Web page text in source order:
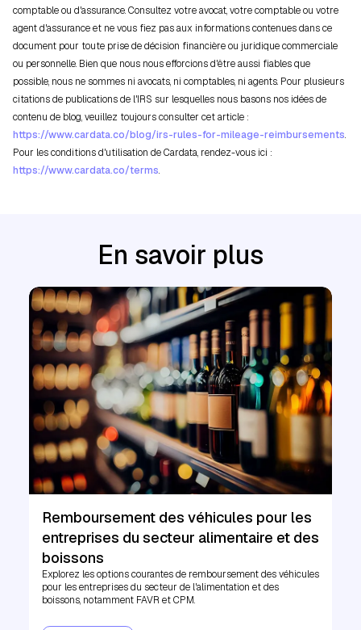
comptable ou d'assurance. Consultez votre avocat, votre comptable ou votre
agent d'assurance et ne vous fiez pas aux informations contenues dans ce
document pour toute prise de décision financière ou juridique commerciale
ou personnelle. Bien que nous nous efforcions d'être aussi fiables que
possible, nous ne sommes ni avocats, ni comptables, ni agents. Pour plusieurs
citations de publications de l'IRS sur lesquelles nous basons nos idées de
contenu de blog, veuillez toujours consulter cet article :
https://www.cardata.co/blog/irs-rules-for-mileage-reimbursements.
Pour les conditions d'utilisation de Cardata, rendez-vous ici :
https://www.cardata.co/terms.
En savoir plus
Remboursement des véhicules pour les
entreprises du secteur alimentaire et des
boissons
Explorez les options courantes de remboursement des véhicules
pour les entreprises du secteur de l'alimentation et des
boissons, notamment FAVR et CPM.